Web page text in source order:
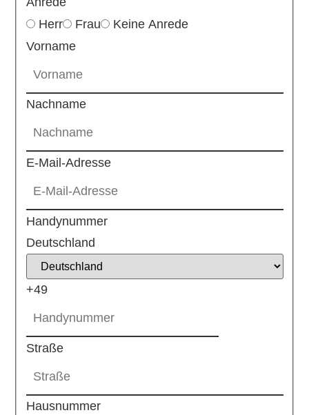
Herr
Frau
Keine Anrede
Vorname
Nachname
E-Mail-Adresse
Handynummer
Deutschland
+49
Straße
Hausnummer